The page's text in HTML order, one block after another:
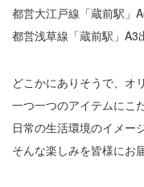
都営大江戸線「蔵前駅」
都営浅草線「蔵前駅」A3
どこかにありそうで、オ
一つ一つのアイテムにこ
日常の生活環境のイメー
そんな楽しみを皆様にお